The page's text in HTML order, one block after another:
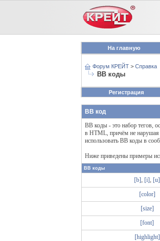
На главную
Форум КРЕЙТ > Справка
BB коды
Регистрация
BB код
BB коды - это набор тегов,
в HTML, причём не нарушая
использовать BB коды в
Ниже приведены примеры
BB коды
[b], [i], [u]
[color]
[size]
[font]
[highlight]